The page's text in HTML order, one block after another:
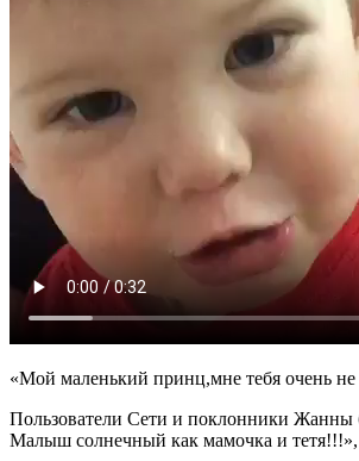
«Мой маленький принц,мне тебя очень
Пользователи Сети и поклонники
Малыш солнечный как мамочка и тетя!!!»,